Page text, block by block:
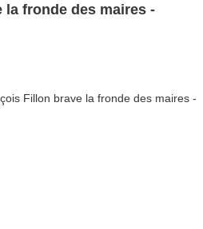
fronde des maires -